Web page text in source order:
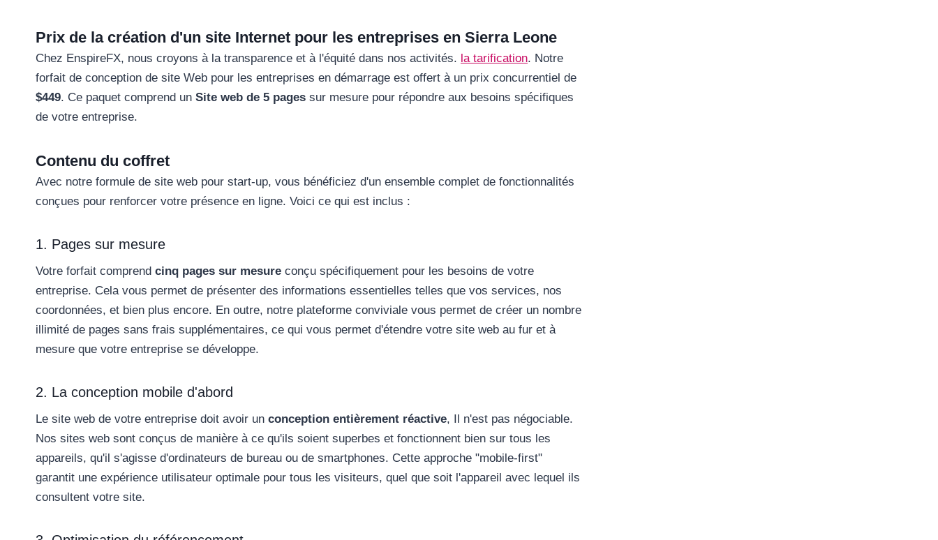
Prix de la création d'un site Internet pour les entreprises en Sierra Leone
Chez EnspireFX, nous croyons à la transparence et à l'équité dans nos activités. la tarification. Notre
forfait de conception de site Web pour les entreprises en démarrage est offert à un prix concurrentiel de
$449. Ce paquet comprend un Site web de 5 pages sur mesure pour répondre aux besoins spécifiques
de votre entreprise.
Contenu du coffret
Avec notre formule de site web pour start-up, vous bénéficiez d'un ensemble complet de fonctionnalités
conçues pour renforcer votre présence en ligne. Voici ce qui est inclus :
1. Pages sur mesure
Votre forfait comprend cinq pages sur mesure conçu spécifiquement pour les besoins de votre
entreprise. Cela vous permet de présenter des informations essentielles telles que vos services, nos
coordonnées, et bien plus encore. En outre, notre plateforme conviviale vous permet de créer un nombre
illimité de pages sans frais supplémentaires, ce qui vous permet d'étendre votre site web au fur et à
mesure que votre entreprise se développe.
2. La conception mobile d'abord
Le site web de votre entreprise doit avoir un conception entièrement réactive, Il n'est pas négociable.
Nos sites web sont conçus de manière à ce qu'ils soient superbes et fonctionnent bien sur tous les
appareils, qu'il s'agisse d'ordinateurs de bureau ou de smartphones. Cette approche "mobile-first"
garantit une expérience utilisateur optimale pour tous les visiteurs, quel que soit l'appareil avec lequel ils
consultent votre site.